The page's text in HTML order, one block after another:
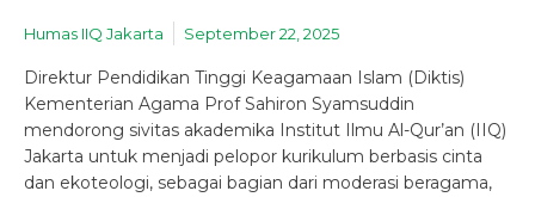
Humas IIQ Jakarta September 22, 2025
Direktur Pendidikan Tinggi Keagamaan Islam (Diktis)
Kementerian Agama Prof Sahiron Syamsuddin
mendorong sivitas akademika Institut Ilmu Al-Qur’an (IIQ)
Jakarta untuk menjadi pelopor kurikulum berbasis cinta
dan ekoteologi, sebagai bagian dari moderasi beragama,